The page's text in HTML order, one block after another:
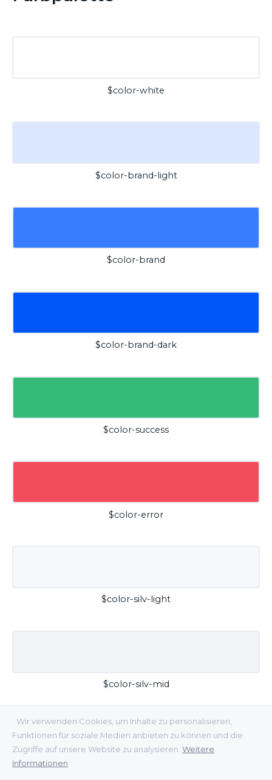
Wir verwenden Cookies, um Inhalte zu personalisieren,
Funktionen für soziale Medien anbieten zu können und die
Zugriffe auf unsere Website zu analysieren. Weitere
Informationen
$color-white
$color-brand-light
$color-brand
$color-brand-dark
$color-success
$color-error
$color-silv-light
$color-silv-mid